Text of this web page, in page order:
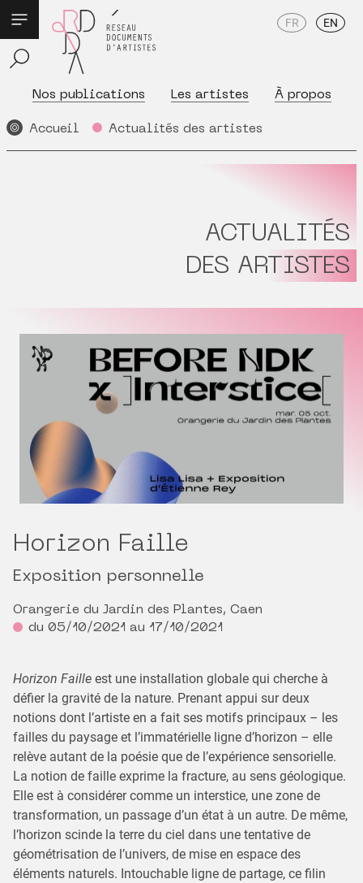
Nos publications Les artistes À propos
FR EN
Accueil Actualités des artistes
ACTUALITÉS
DES ARTISTES
Horizon Faille
Exposition personnelle
Orangerie du Jardin des Plantes, Caen
du 05/10/2021 au 17/10/2021
Horizon Faille est une installation globale qui cherche à
défier la gravité de la nature. Prenant appui sur deux
notions dont l’artiste en a fait ses motifs principaux – les
failles du paysage et l’immatérielle ligne d’horizon – elle
relève autant de la poésie que de l’expérience sensorielle.
La notion de faille exprime la fracture, au sens géologique.
Elle est à considérer comme un interstice, une zone de
transformation, un passage d’un état à un autre. De même,
l’horizon scinde la terre du ciel dans une tentative de
géométrisation de l’univers, de mise en espace des
éléments naturels. Intouchable ligne de partage, ce filin